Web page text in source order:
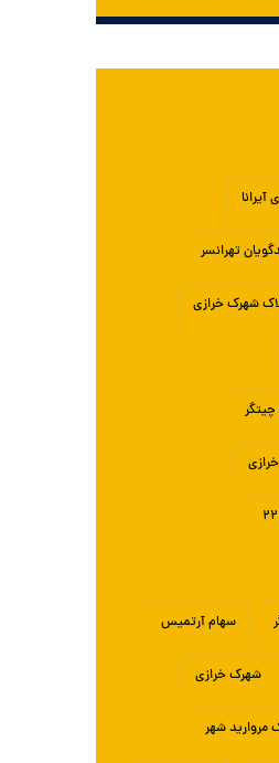
آیرانا
تهرانسر
شهرک خرازی
سهام آرتمیس
شهرک خرازی
مروارید شهر